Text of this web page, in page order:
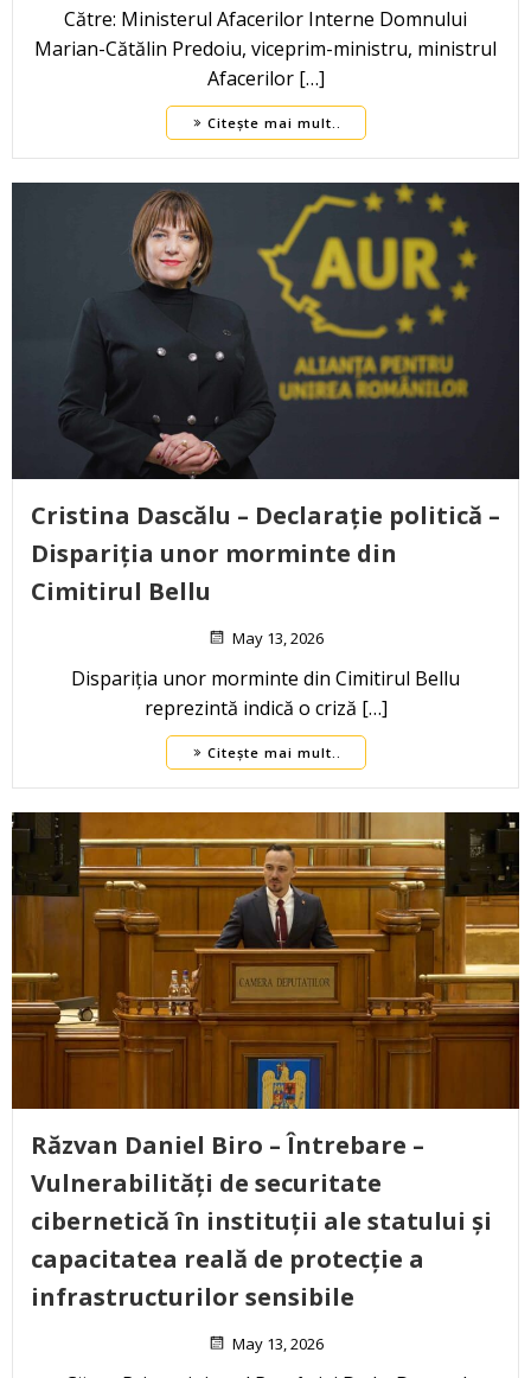
Către: Ministerul Afacerilor Interne Domnului
Marian-Cătălin Predoiu, viceprim-ministru, ministrul
Afacerilor […]
Citește mai mult..
Cristina Dascălu – Declarație politică –
Dispariția unor morminte din
Cimitirul Bellu
May 13, 2026
Dispariția unor morminte din Cimitirul Bellu
reprezintă indică o criză […]
Citește mai mult..
Răzvan Daniel Biro – Întrebare –
Vulnerabilități de securitate
cibernetică în instituții ale statului și
capacitatea reală de protecție a
infrastructurilor sensibile
May 13, 2026